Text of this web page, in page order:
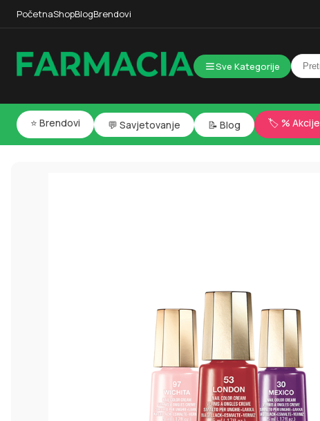
PočetnaShopBlogBrendovi
Sve Kategorije
⭐ Brendovi 💬 Savjetovanje 📝 Blog 🏷️ % Akcije